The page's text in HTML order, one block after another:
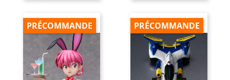
PRÉCOMMANDE PRÉCOMMANDE